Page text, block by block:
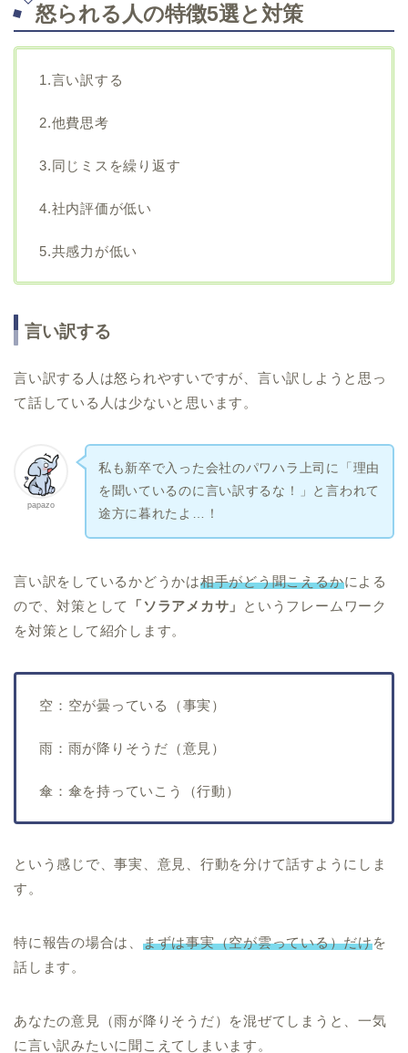
怒られる人の特徴5選と対策
1.言い訳する
2.他費思考
3.同じミスを繰り返す
4.社内評価が低い
5.共感力が低い
言い訳する
言い訳する人は怒られやすいですが、言い訳しようと思っ
て話している人は少ないと思います。
papazo
私も新卒で入った会社のパワハラ上司に「理由
を聞いているのに言い訳するな！」と言われて
途方に暮れたよ…！
言い訳をしているかどうかは相手がどう聞こえるかによる
ので、対策として
「ソラアメカサ」
というフレームワーク
を対策として紹介します。
空：空が曇っている（事実）
雨：雨が降りそうだ（意見）
傘：傘を持っていこう（行動）
という感じで、事実、意見、行動を分けて話すようにしま
す。
特に報告の場合は、 まずは事実（空が雲っている）だけを
話します。
あなたの意見（雨が降りそうだ）を混ぜてしまうと、一気
に言い訳みたいに聞こえてしまいます。